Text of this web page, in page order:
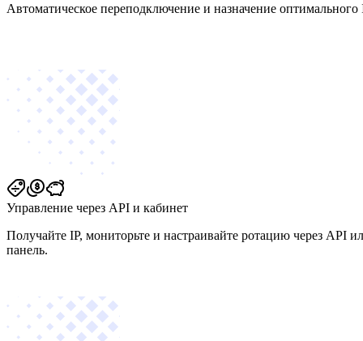
Автоматическое переподключение и назначение оптимального
Управление через API и кабинет
Получайте IP, мониторьте и настраивайте ротацию через API
панель.